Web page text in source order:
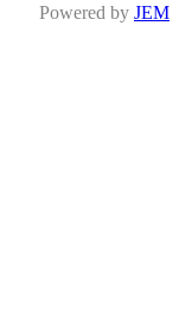
Powered by JEM